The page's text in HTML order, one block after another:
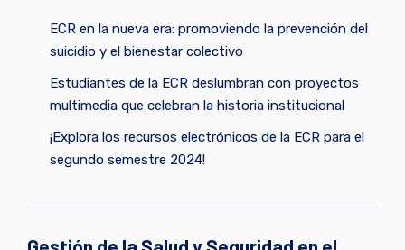
ECR en la nueva era: promoviendo la prevención del
suicidio y el bienestar colectivo
Estudiantes de la ECR deslumbran con proyectos
multimedia que celebran la historia institucional
¡Explora los recursos electrónicos de la ECR para el
segundo semestre 2024!